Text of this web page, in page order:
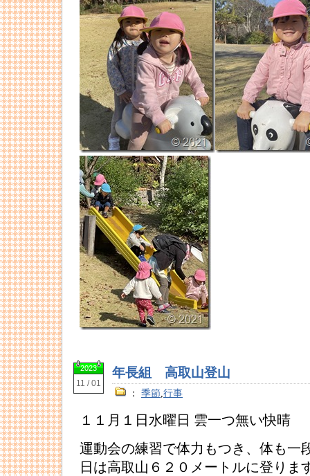
2023
11 / 01
年長組 高取山登山
： 季節,行事
１１月１日水曜日 雲一つ無い快晴
運動会の練習で体力もつき、体も一
日は高取山６２０メートルに登りま